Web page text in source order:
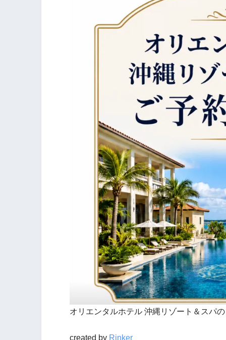
オリエンタルホテル 沖縄リゾート＆スパ
created by Rinker